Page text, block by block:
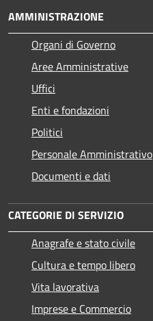
AMMINISTRAZIONE
Organi di Governo
Aree Amministrative
Uffici
Enti e fondazioni
Politici
Personale Amministrativo
Documenti e dati
CATEGORIE DI SERVIZIO
Anagrafe e stato civile
Cultura e tempo libero
Vita lavorativa
Imprese e Commercio